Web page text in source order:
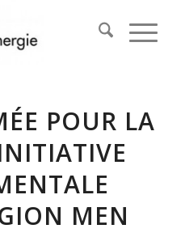
POUR LA
MEN